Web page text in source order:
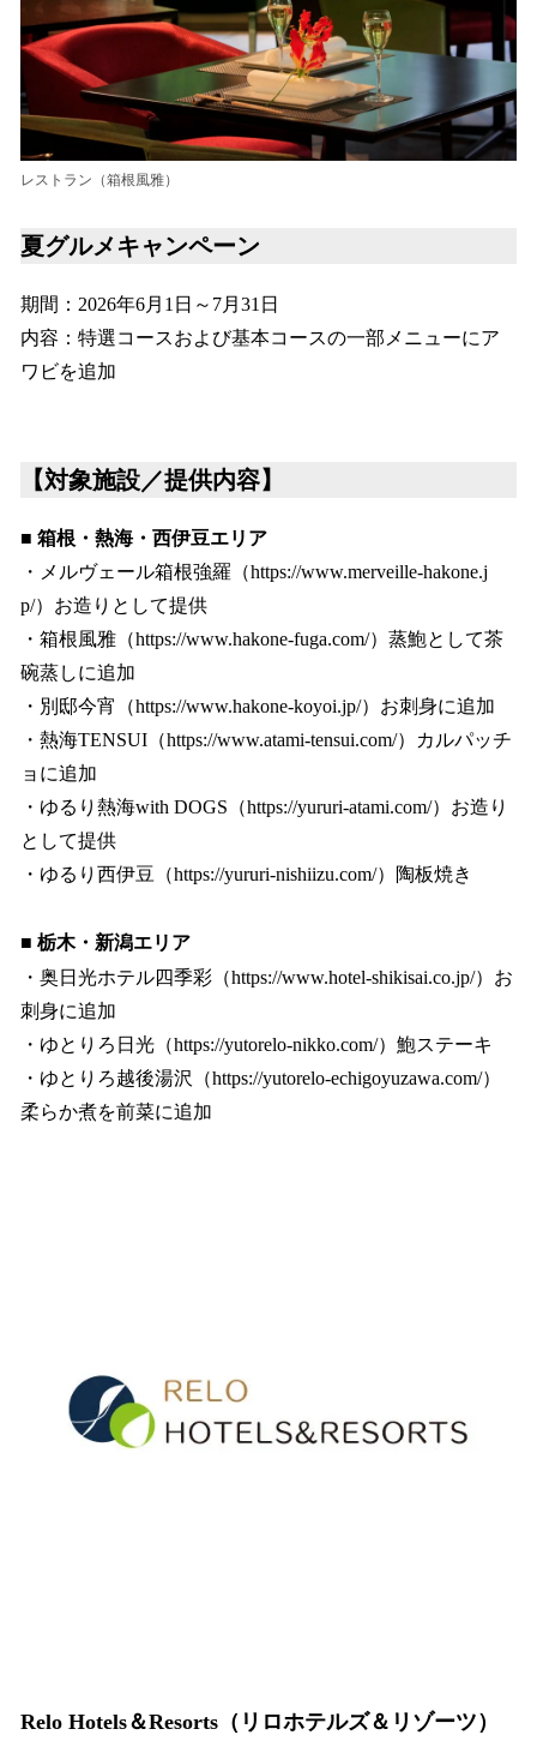
レストラン（箱根風雅）
夏グルメキャンペーン
期間：2026年6月1日～7月31日
内容：特選コースおよび基本コースの一部メニューにア
ワビを追加
【対象施設／提供内容】
■ 箱根・熱海・西伊豆エリア
・メルヴェール箱根強羅（https://www.merveille-hakone.j
p/）お造りとして提供
・箱根風雅（https://www.hakone-fuga.com/）蒸鮑として茶
碗蒸しに追加
・別邸今宵（https://www.hakone-koyoi.jp/）お刺身に追加
・熱海TENSUI（https://www.atami-tensui.com/）カルパッチ
ョに追加
・ゆるり熱海with DOGS（https://yururi-atami.com/）お造り
として提供
・ゆるり西伊豆（https://yururi-nishiizu.com/）陶板焼き
■ 栃木・新潟エリア
・奥日光ホテル四季彩（https://www.hotel-shikisai.co.jp/）お
刺身に追加
・ゆとりろ日光（https://yutorelo-nikko.com/）鮑ステーキ
・ゆとりろ越後湯沢（https://yutorelo-echigoyuzawa.com/）
柔らか煮を前菜に追加
Relo Hotels＆Resorts（リロホテルズ＆リゾーツ）